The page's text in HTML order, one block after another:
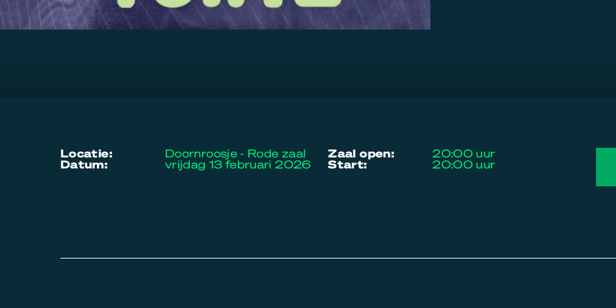
locatie: Doornroosje - Rode zaal
datum: vrijdag 13 februari 2026
zaal open: 20:00 uur
start: 20:00 uur